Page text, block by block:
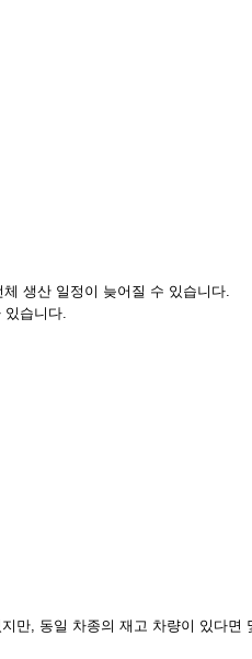
생산 일정이 늦어질 수 있습니다.
있습니다.
만, 동일 차종의 재고 차량이 있다면